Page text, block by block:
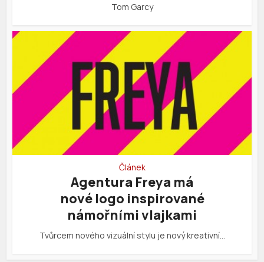
Tom Garcy
Článek
Agentura Freya má
nové logo inspirované
námořními vlajkami
Tvůrcem nového vizuální stylu je nový kreativní…